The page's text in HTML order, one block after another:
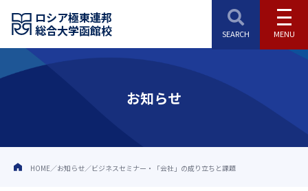
ロシア極東連邦
総合大学函館校
お知らせ
HOME お知らせ ビジネスセミナー・「会社」の成り立ちと課題